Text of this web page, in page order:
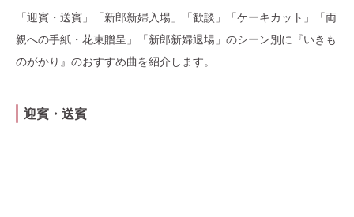
「迎賓・送賓」「新郎新婦入場」「歓談」「ケーキカット」「両
親への手紙・花束贈呈」「新郎新婦退場」のシーン別に『いきも
のがかり』のおすすめ曲を紹介します。
迎賓・送賓